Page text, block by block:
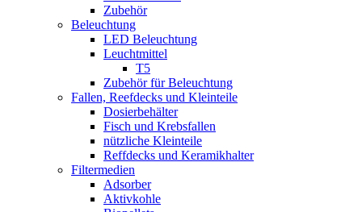
Zubehör
Beleuchtung
LED Beleuchtung
Leuchtmittel
T5
Zubehör für Beleuchtung
Fallen, Reefdecks und Kleinteile
Dosierbehälter
Fisch und Krebsfallen
nützliche Kleinteile
Reffdecks und Keramikhalter
Filtermedien
Adsorber
Aktivkohle